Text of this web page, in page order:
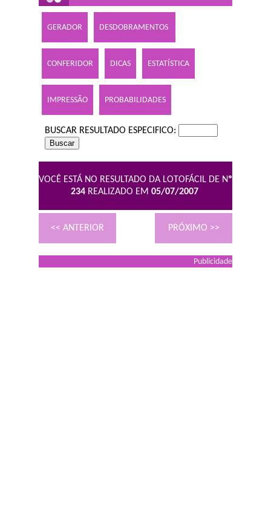
GERADOR DESDOBRAMENTOS
CONFERIDOR DICAS ESTATÍSTICA
IMPRESSÃO PROBABILIDADES
BUSCAR RESULTADO ESPECIFICO:
VOCÊ ESTÁ NO RESULTADO DA LOTOFÁCIL DE Nº
234 REALIZADO EM 05/07/2007
<< ANTERIOR PRÓXIMO >>
Publicidade